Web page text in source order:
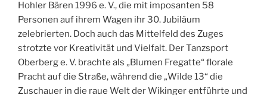
Hohler Bären 1996 e. V., die mit imposanten 58
Personen auf ihrem Wagen ihr 30. Jubiläum
zelebrierten. Doch auch das Mittelfeld des Zuges
strotzte vor Kreativität und Vielfalt. Der Tanzsport
Oberberg e. V. brachte als „Blumen Fregatte“ florale
Pracht auf die Straße, während die „Wilde 13“ die
Zuschauer in die raue Welt der Wikinger entführte und